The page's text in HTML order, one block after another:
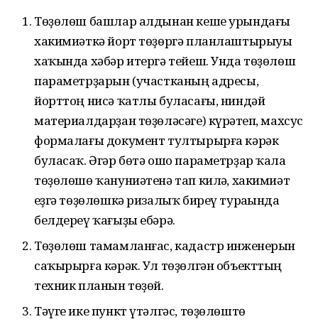
Төҙөлөш башлар алдынан кеше урындағы
хакимиәткә йорт төҙөргә планлаштырыуы
хаҡында хәбәр итергә тейеш. Унда төҙөлөш
параметрҙарын (участканың адресы,
йорттоң нисә ҡатлы буласағы, ниндәй
материалдарҙан төҙөләсәге) күрһәтеп, махсус
формалағы документ тултырырға кәрәк
буласаҡ. Әгәр бөтә ошо параметрҙар ҡала
төҙөлөшө ҡануниәтенә тап килһә, хакимиәт
һеҙгә төҙөлөшкә ризалыҡ биреү тураһында
белдереү ҡағыҙы ебәрә.
Төҙөлөш тамамланғас, кадастр инженерын
саҡырырға кәрәк. Ул төҙөлгән объекттың
техник планын төҙөй.
Тәүге ике пункт үтәлгәс, төҙөлөштө